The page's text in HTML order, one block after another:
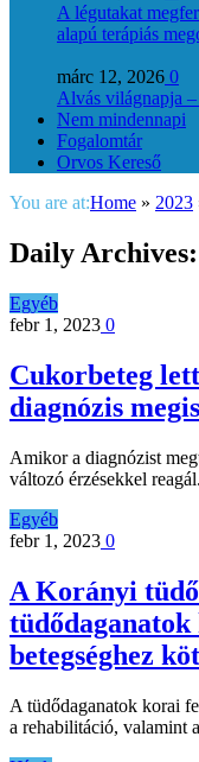
A légutakat
alapú terápiás
márc 12, 2026 0
Alvás világnapja –
Nem mindennapi
Fogalomtár
Orvos Kereső
You are at:Home » 2023
Daily Archives:
Egyéb
febr 1, 2023 0
Cukorbeteg
diagnózis
Amikor a diagnózist
változó érzésekkel
Egyéb
febr 1, 2023 0
A Korányi
tüdődaganatok
betegséghez
A tüdődaganatok korai
a rehabilitáció, valamint